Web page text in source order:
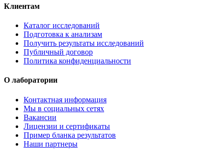
Клиентам
Каталог исследований
Подготовка к анализам
Получить результаты исследований
Публичный договор
Политика конфиденциальности
О лаборатории
Контактная информация
Мы в социальных сетях
Вакансии
Лицензии и сертификаты
Пример бланка результатов
Наши партнеры